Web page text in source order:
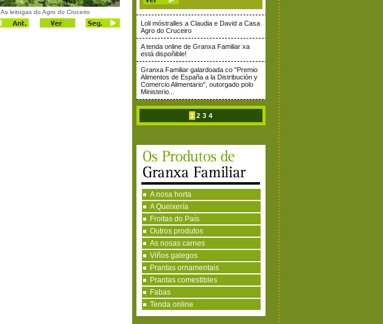
Loli móstralles a Claudia e David a Casa
Agro do Cruceiro
A tenda online de Granxa Familiar xa
está dispoñible!
Granxa Familiar galardoada co "Premio
Alimentos de España a la Distribución y
Comercio Alimentario", outorgado polo
Ministerio...
1 2 3 4
A nosa horta
A Queixería
Froitas do País
Outros produtos
As nosas carnes
Viños galegos
Prantas ornamentais
Prantas comestibles
Fabas
Tenda online
As leitugas do Agro do Cruceiro